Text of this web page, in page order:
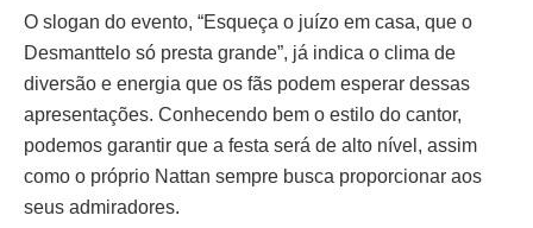
O slogan do evento, “Esqueça o juízo em casa, que o
Desmanttelo só presta grande”, já indica o clima de
diversão e energia que os fãs podem esperar dessas
apresentações. Conhecendo bem o estilo do cantor,
podemos garantir que a festa será de alto nível, assim
como o próprio Nattan sempre busca proporcionar aos
seus admiradores.